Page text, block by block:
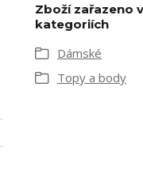
Zboží zařazeno v
kategoriích
Dámské
Topy a body